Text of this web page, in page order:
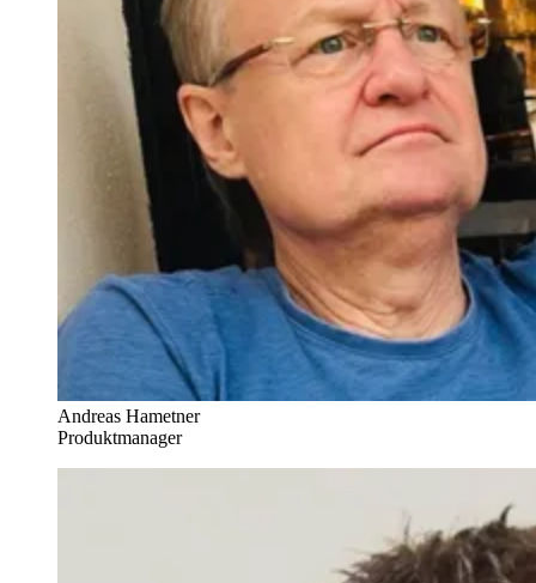
Andreas Hametner
Produktmanager